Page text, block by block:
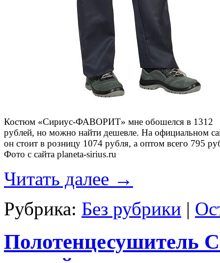
Костюм «Сириус-ФАВОРИТ» мне обошелся в 1312
рублей, но можно найти дешевле. На официальном
он стоит в розницу 1074 рубля, а оптом всего 795
Фото с сайта planeta-sirius.ru
Читать далее →
Рубрика: Без рубрики |
Полотенцесушитель